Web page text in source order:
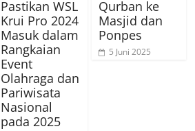
Pastikan WSL
Krui Pro 2024
Masuk dalam
Rangkaian
Event
Olahraga dan
Pariwisata
Nasional
pada 2025
Qurban ke
Masjid dan
Ponpes
5 Juni 2025